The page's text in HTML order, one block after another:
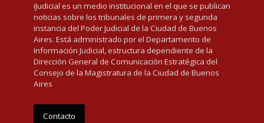
iJudicial es un medio institucional en el que se publican
noticias sobre los tribunales de primera y segunda
instancia del Poder Judicial de la Ciudad de Buenos
Aires. Está administrado por el Departamento de
Información Judicial, estructura dependiente de la
Dirección General de Comunicación Estratégica del
Consejo de la Magistratura de la Ciudad de Buenos
Aires
Contacto